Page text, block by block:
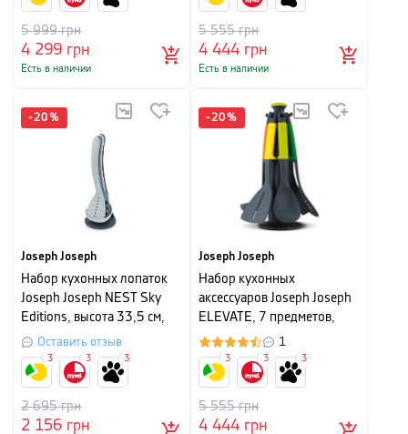
4 299 грн
5 999грн
Есть в наличии
4 444 грн
5 555грн
Есть в наличии
-20 %
Joseph Joseph
Набор кухонных лопаток
Joseph Joseph NEST Sky
Editions, высота 33,5 см,
ширина 11 см, серый, 6
предметов
Оставить отзыв
2 156 грн
2 695грн
3 3 3
-20 %
Joseph Joseph
Набор кухонных
аксессуаров Joseph Joseph
ELEVATE, 7 предметов,
разноцветный1
4 444 грн
5 555грн
3 3 3